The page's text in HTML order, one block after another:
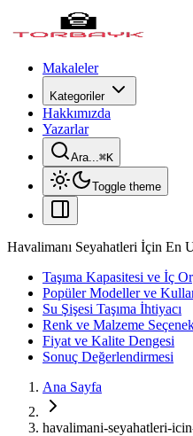
Makaleler
Kategoriler
Hakkımızda
Yazarlar
Ara...⌘K
Toggle theme
Havalimanı Seyahatleri İçin En
Taşıma Kapasitesi ve İç
Popüler Modeller ve
Su Şişesi Taşıma İhtiyacı
Renk ve Malzeme
Fiyat ve Kalite Dengesi
Sonuç Değerlendirmesi
Ana Sayfa
havalimani-seyahatleri-